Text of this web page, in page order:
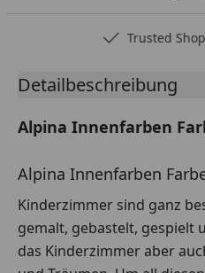
Trusted
Detailbeschreibung
Alpina Innenfarben
Alpina Innenfarben
Kinderzimmer sind ganz
gemalt, gebastelt, gespielt
das Kinderzimmer aber